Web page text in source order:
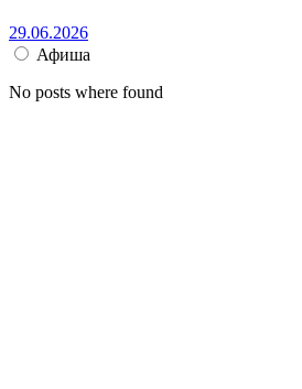
29.06.2026
Афиша
No posts where found